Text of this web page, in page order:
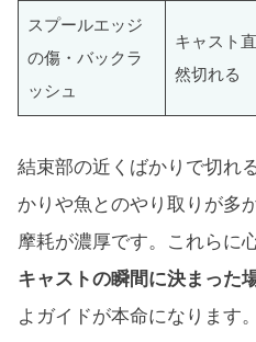
スプールエッジ
の傷・バックラ
ッシュ
キャスト
然切れる
結束部の近くばかりで切れ
かりや魚とのやり取りが多
摩耗が濃厚です。これらに
キャストの瞬間に決まった
よガイドが本命になります